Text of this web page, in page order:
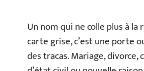
Un nom qui ne colle plus à la
carte grise, c’est une porte
des tracas. Mariage, divorce,